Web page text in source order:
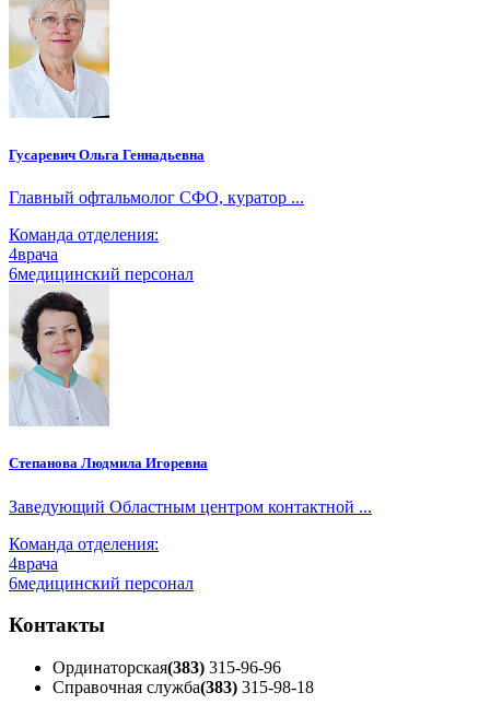
Гусаревич Ольга Геннадьевна
Главный офтальмолог СФО, куратор ...
Команда отделения:
4врача
6медицинский персонал
Степанова Людмила Игоревна
Заведующий Областным центром контактной ...
Команда отделения:
4врача
6медицинский персонал
Контакты
Ординаторская(383) 315-96-96
Справочная служба(383) 315-98-18